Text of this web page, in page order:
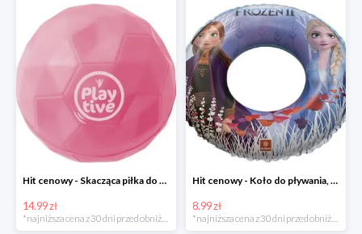
Hit cenowy - Skacząca piłka do wody lub superskacząca piłka
14.99 zł
*najniższa cena z 30 dni przed obniżką
Hit cenowy - Koło do pływania, rękawki lub piłka
8.99 zł
*najniższa cena z 30 dni przed obniżką